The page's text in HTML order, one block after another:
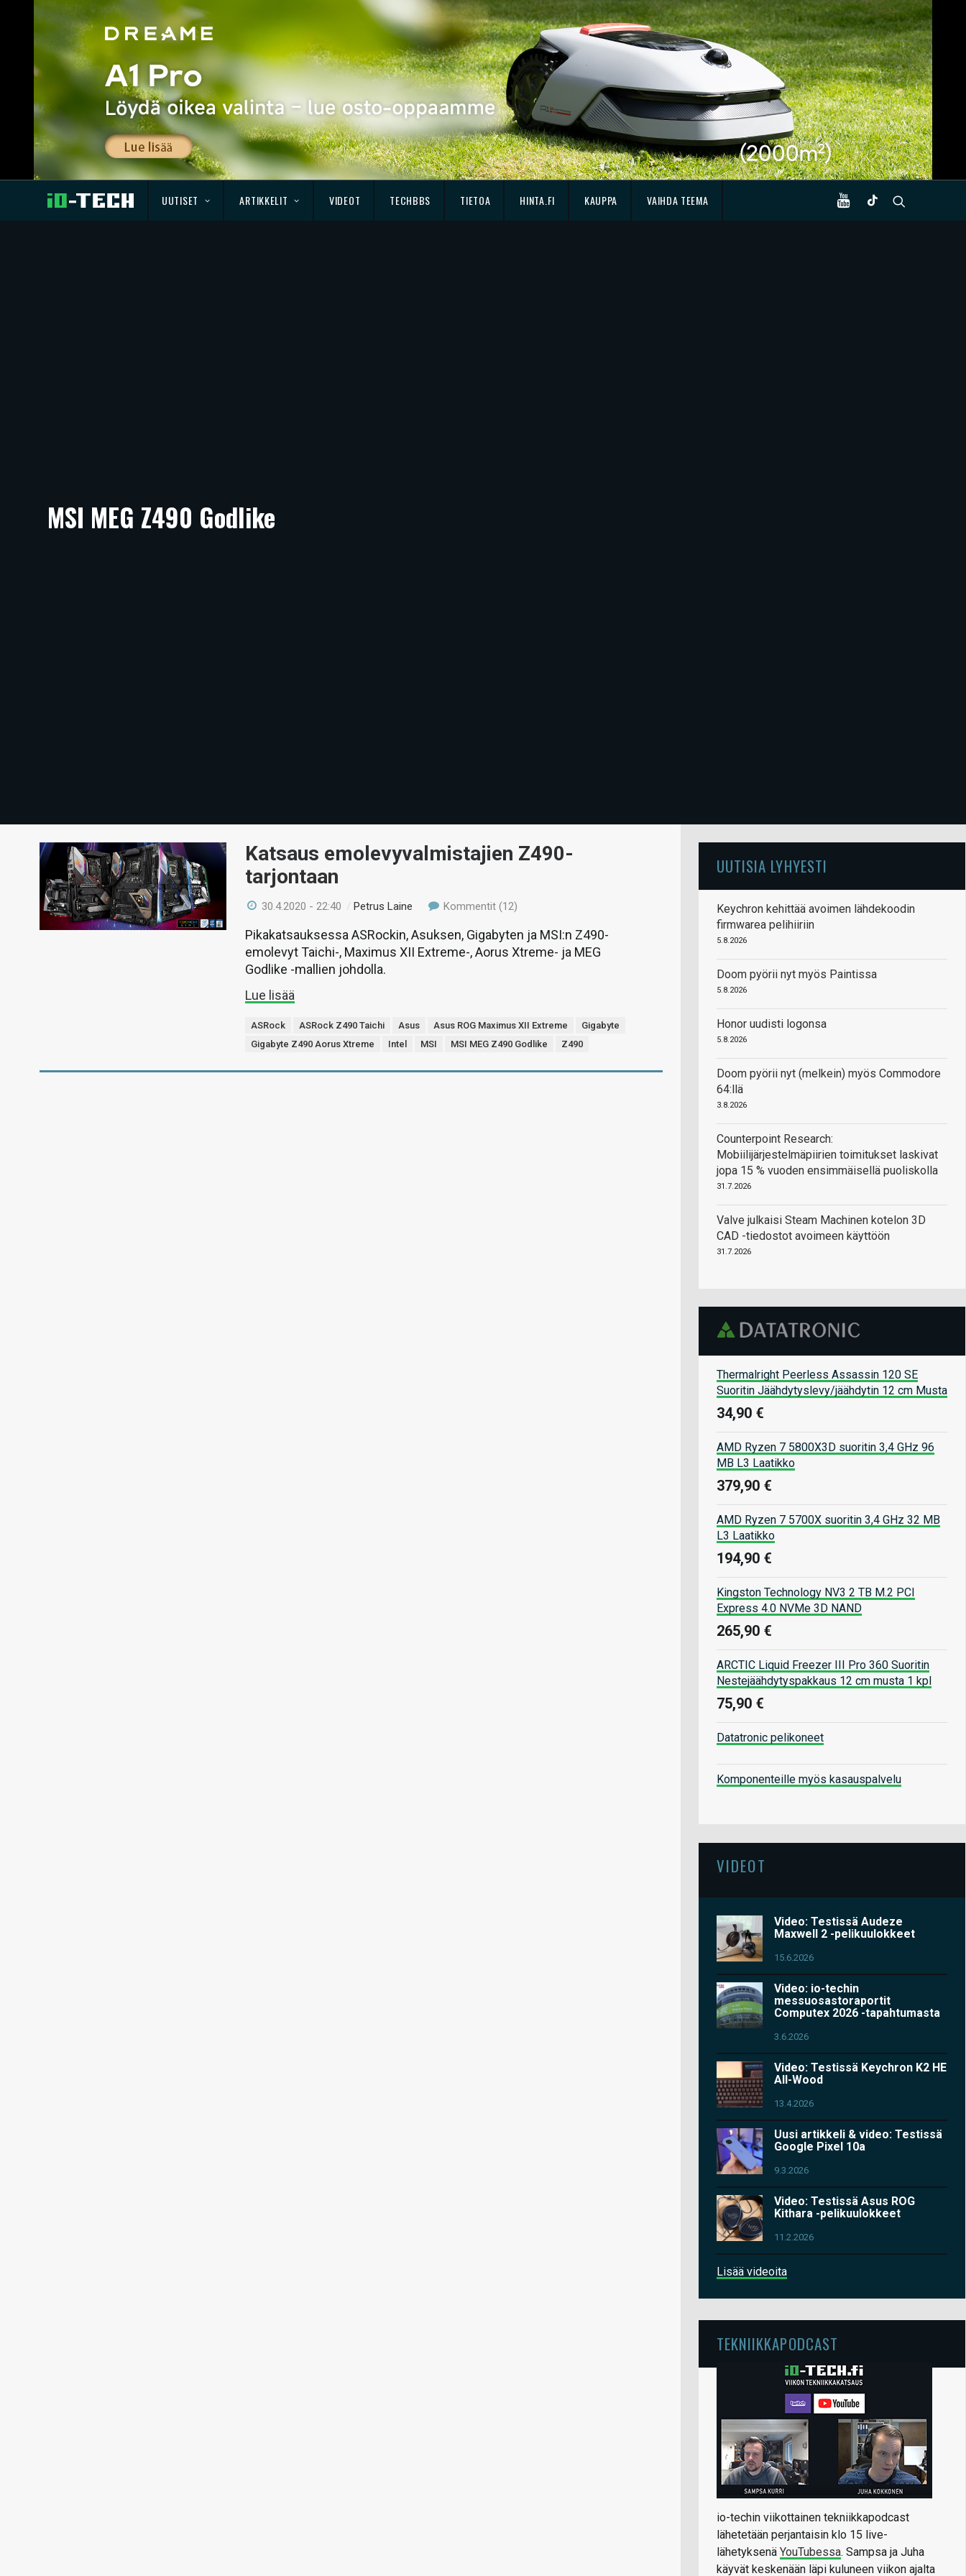
UUTISET ARTIKKELIT VIDEOT TECHBBS TIETOA HINTA.FI KAUPPA VAIHDA TEEMA
MSI MEG Z490 Godlike
Katsaus emolevyvalmistajien Z490-
tarjontaan
30.4.2020 - 22:40 /Petrus Laine Kommentit (12)
Pikakatsauksessa ASRockin, Asuksen, Gigabyten ja MSI:n Z490-
emolevyt Taichi-, Maximus XII Extreme-, Aorus Xtreme- ja MEG
Godlike -mallien johdolla.
Lue lisää
ASRock ASRock Z490 Taichi Asus Asus ROG Maximus XII Extreme
Gigabyte
Gigabyte Z490 Aorus Xtreme
Intel MSI MSI MEG Z490 Godlike Z490
UUTISIA LYHYESTI
Keychron kehittää avoimen lähdekoodin
firmwarea pelihiiriin
5.8.2026
Doom pyörii nyt myös Paintissa
5.8.2026
Honor uudisti logonsa
5.8.2026
Doom pyörii nyt (melkein) myös Commodore
64:llä
3.8.2026
Counterpoint Research:
Mobiilijärjestelmäpiirien toimitukset laskivat
jopa 15 % vuoden ensimmäisellä puoliskolla
31.7.2026
Valve julkaisi Steam Machinen kotelon 3D
CAD -tiedostot avoimeen käyttöön
31.7.2026
Thermalright Peerless Assassin 120 SE
Suoritin Jäähdytyslevy/jäähdytin 12 cm Musta
34,90 €
AMD Ryzen 7 5800X3D suoritin 3,4 GHz 96
MB L3 Laatikko
379,90 €
AMD Ryzen 7 5700X suoritin 3,4 GHz 32 MB
L3 Laatikko
194,90 €
Kingston Technology NV3 2 TB M.2 PCI
Express 4.0 NVMe 3D NAND
265,90 €
ARCTIC Liquid Freezer III Pro 360 Suoritin
Nestejäähdytyspakkaus 12 cm musta 1 kpl
75,90 €
Datatronic pelikoneet
Komponenteille myös kasauspalvelu
VIDEOT
Video: Testissä Audeze
Maxwell 2 -pelikuulokkeet
15.6.2026
Video: io-techin
messuosastoraportit
Computex 2026 -tapahtumasta
3.6.2026
Video: Testissä Keychron K2 HE
All-Wood
13.4.2026
Uusi artikkeli & video: Testissä
Google Pixel 10a
9.3.2026
Video: Testissä Asus ROG
Kithara -pelikuulokkeet
11.2.2026
Lisää videoita
TEKNIIKKAPODCAST
io-techin viikottainen tekniikkapodcast
lähetetään perjantaisin klo 15 live-
lähetyksenä YouTubessa. Sampsa ja Juha
käyvät keskenään läpi kuluneen viikon ajalta